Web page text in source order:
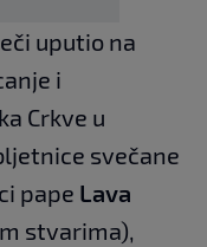
uputio na
i
Crkve u
svečane
pape Lava
stvarima),